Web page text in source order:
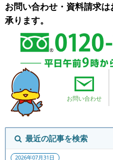
お問い合わせ・資料請求
承ります。
お問い合わせ
最近の記事を検索
2026年07月31日